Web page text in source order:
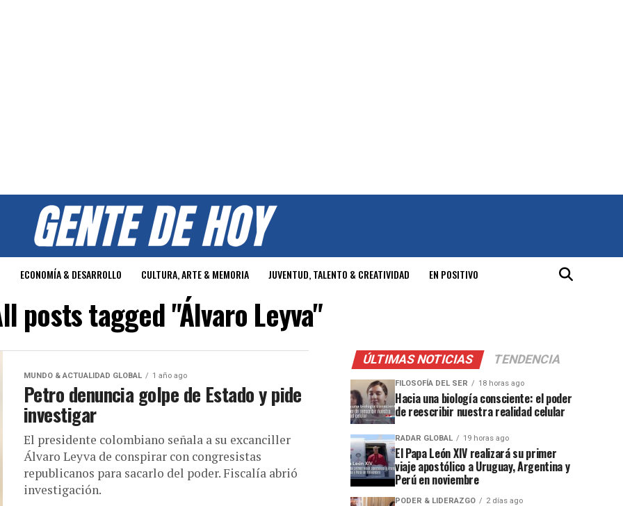
ECONOMÍA & DESARROLLO CULTURA, ARTE & MEMORIA JUVENTUD, TALENTO & CREATIVIDAD EN POSITIVO
posts tagged "Álvaro Leyva"
MUNDO & ACTUALIDAD GLOBAL 1 año ago
Petro denuncia golpe de Estado y pide
investigar
El presidente colombiano señala a su excanciller
Álvaro Leyva de conspirar con congresistas
republicanos para sacarlo del poder. Fiscalía abrió
investigación.
ÚLTIMAS NOTICIAS TENDENCIA
FILOSOFÍA DEL SER 18 horas ago
Hacia una biología consciente: el poder
de reescribir nuestra realidad celular
RADAR GLOBAL 19 horas ago
El Papa León XIV realizará su primer
viaje apostólico a Uruguay, Argentina y
Perú en noviembre
PODER & LIDERAZGO 2 días ago